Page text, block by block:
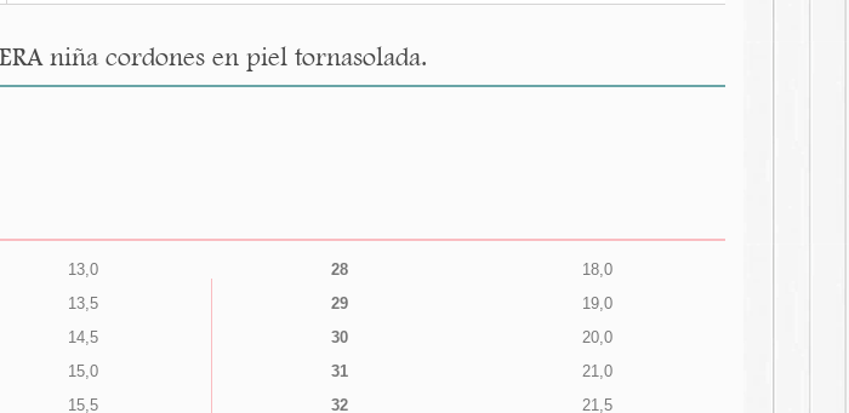
niña cordones en piel tornasolada.
13,0
13,5
14,5
15,0
15,5
28
18,0
29
19,0
30
20,0
31
21,0
32
21,5